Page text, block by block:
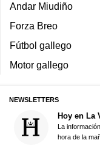
Andar Miudiño
Forza Breo
Fútbol gallego
Motor gallego
NEWSLETTERS
Hoy en La
La
hora de la